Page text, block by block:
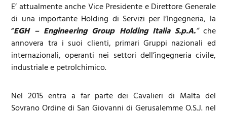
E’ attualmente anche Vice Presidente e Direttore Generale
di una importante Holding di Servizi per l’Ingegneria, la
“EGH – Engineering Group Holding Italia S.p.A.”che
annovera tra i suoi clienti, primari Gruppi nazionali ed
internazionali, operanti nei settori dell’ingegneria civile,
industriale e petrolchimico.
Nel 2015 entra a far parte dei Cavalieri di Malta del
Sovrano Ordine di San Giovanni di Gerusalemme O.S.J. nel